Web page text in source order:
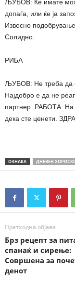
ЉУБОВ: Ќе имате
допаѓа, или ќе ја
Извесно
Солидно.
РИБА
ЉУБОВ: Не треба да
Најдобро е да не
партнер. РАБОТА: На
дека сте ценети.
ОЗНАКА ДНЕВЕН
Претходна објава
Брз рецепт за
спанаќ и сирење:
Совршена за
денот